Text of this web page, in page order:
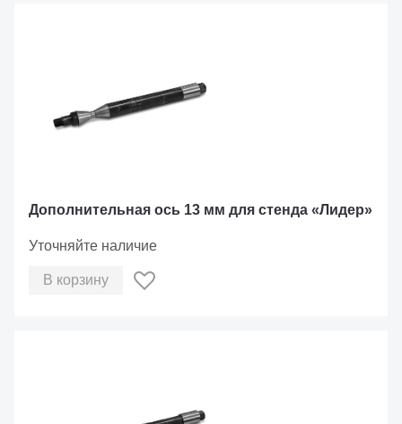
Дополнительная ось 13 мм для стенда «Лидер»
Уточняйте наличие
В корзину